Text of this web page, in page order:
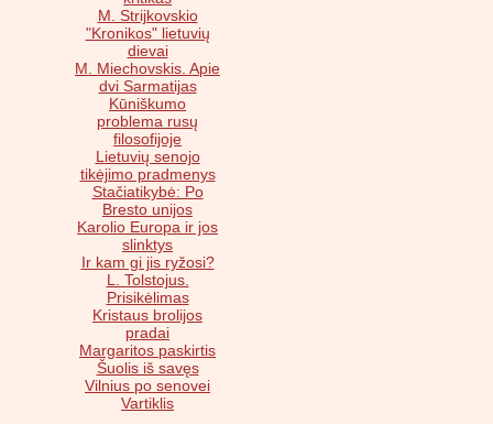
M. Strijkovskio
"Kronikos" lietuvių
dievai
M. Miechovskis. Apie
dvi Sarmatijas
Kūniškumo
problema rusų
filosofijoje
Lietuvių senojo
tikėjimo pradmenys
Stačiatikybė: Po
Bresto unijos
Karolio Europa ir jos
slinktys
Ir kam gi jis ryžosi?
L. Tolstojus.
Prisikėlimas
Kristaus brolijos
pradai
Margaritos paskirtis
Šuolis iš savęs
Vilnius po senovei
Vartiklis